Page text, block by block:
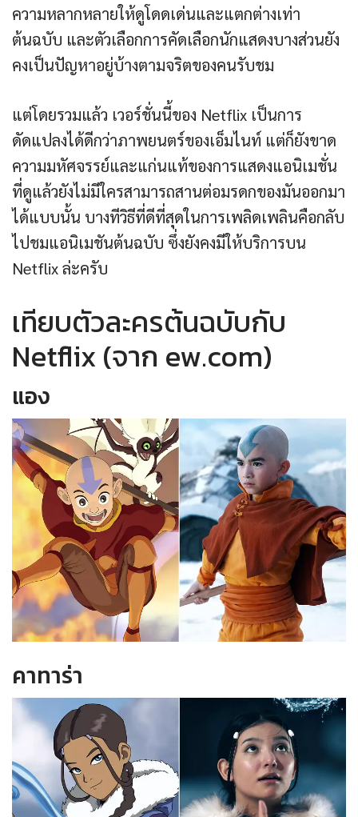
ความหลากหลายให้ดูโดดเด่นและแตกต่างเท่า
ต้นฉบับ และตัวเลือกการคัดเลือกนักแสดงบางส่วนยัง
คงเป็นปัญหาอยู่บ้างตามจริตของคนรับชม
แต่โดยรวมแล้ว เวอร์ชั่นนี้ของ Netflix เป็นการ
ดัดแปลงได้ดีกว่าภาพยนตร์ของเอ็มไนท์ แต่ก็ยังขาด
ความมหัศจรรย์และแก่นแท้ของการแสดงแอนิเมชั่น
ที่ดูแล้วยังไม่มีใครสามารถสานต่อมรดกของมันออกมา
ได้แบบนั้น บางทีวิธีที่ดีที่สุดในการเพลิดเพลินคือกลับ
ไปชมแอนิเมชันต้นฉบับ ซึ่งยังคงมีให้บริการบน
Netflix ล่ะครับ
เทียบตัวละครต้นฉบับกับ
Netflix (จาก ew.com)
แอง
คาทาร่า